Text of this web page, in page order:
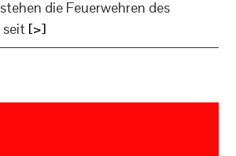
die Feuerwehren des
seit [>]